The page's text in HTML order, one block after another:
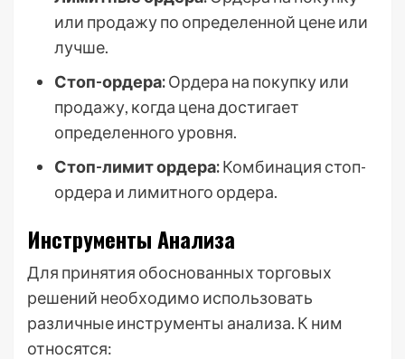
или продажу по определенной цене или
лучше.
Стоп-ордера:Ордера на покупку или
продажу, когда цена достигает
определенного уровня.
Стоп-лимит ордера:Комбинация стоп-
ордера и лимитного ордера.
Инструменты Анализа
Для принятия обоснованных торговых
решений необходимо использовать
различные инструменты анализа. К ним
относятся: